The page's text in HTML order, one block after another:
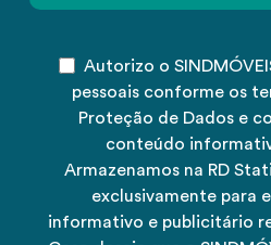
Autorizo o
pessoais conforme os
Proteção de Dados e
conteúdo
Armazenamos na RD
exclusivamente para
informativo e publicitário